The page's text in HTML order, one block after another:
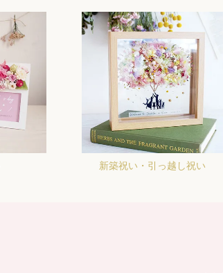
新築祝い・引っ越し祝い